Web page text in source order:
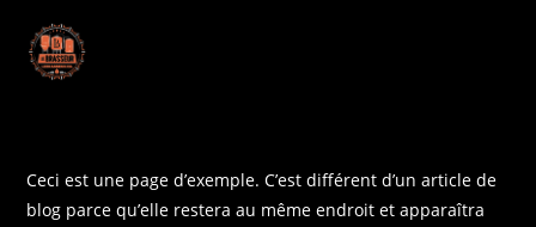
Ceci est une page d’exemple. C’est différent d’un article de
blog parce qu’elle restera au même endroit et apparaîtra